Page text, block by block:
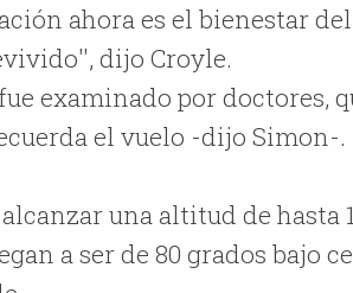
ahora es el bienestar
dijo Croyle.
examinado por doctores,
el vuelo -dijo Simon-
una altitud de hasta
a ser de 80 grados bajo